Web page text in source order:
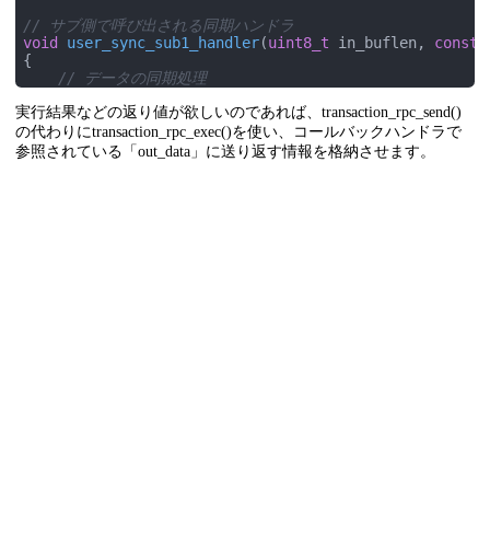
// サブ側で呼び出される同期ハンドラ
void
user_sync_sub1_handler(uint8_t in_buflen, const
{
// データの同期処理
    key_state_r.raw = ks->raw;
}
// メイン側から同期の実行
実行結果などの返り値が欲しいのであれば、transaction_rpc_send()
の代わりにtransaction_rpc_exec()を使い、コールバックハンドラで
参照されている「out_data」に送り返す情報を格納させます。